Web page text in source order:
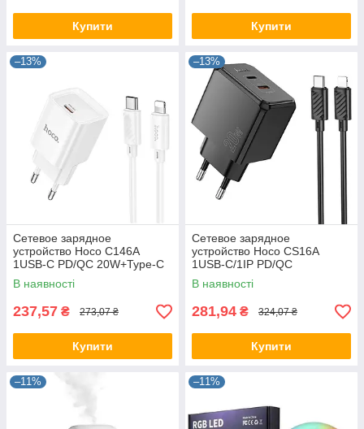
Купити Купити
–13%
Сетевое зарядное
устройство Hoco C146A
1USB-C PD/QC 20W+Type-C
to Lightning (Белый)
В наявності
237,57 ₴ 273,07 ₴
Купити
–13%
Сетевое зарядное
устройство Hoco CS16A
1USB-C/1IP PD/QC
20W+Type-C to Lightning
(Черный)
В наявності
281,94 ₴ 324,07 ₴
Купити
–11% –11%